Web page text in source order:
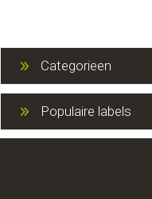
Categorieen
Populaire labels